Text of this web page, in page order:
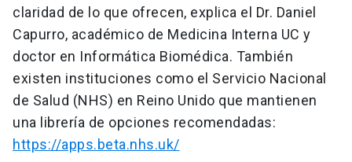
claridad de lo que ofrecen, explica el Dr. Daniel
Capurro, académico de Medicina Interna UC y
doctor en Informática Biomédica. También
existen instituciones como el Servicio Nacional
de Salud (NHS) en Reino Unido que mantienen
una librería de opciones recomendadas:
https://apps.beta.nhs.uk/